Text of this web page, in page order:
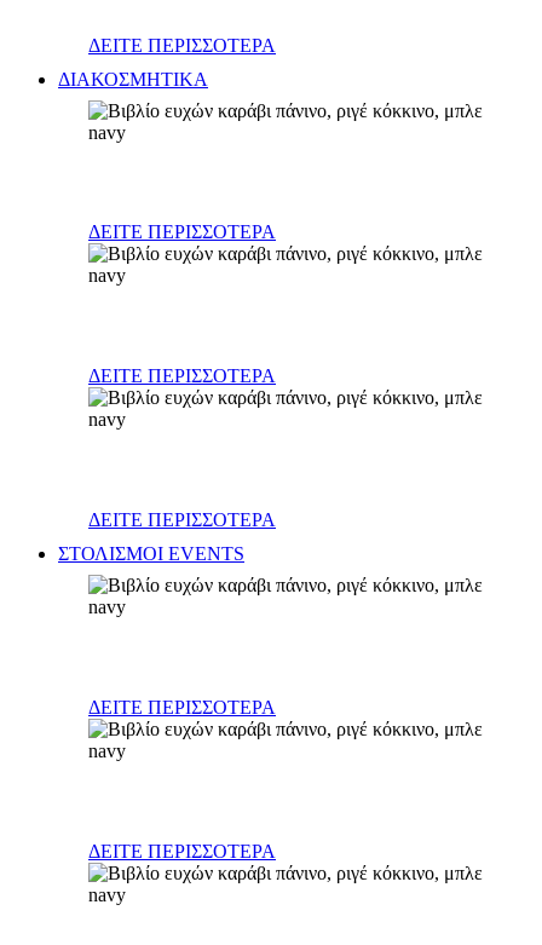
ΔΕΙΤΕ ΠΕΡΙΣΣΟΤΕΡΑ
ΔΙΑΚΟΣΜΗΤΙΚΑ
ΔΕΙΤΕ ΠΕΡΙΣΣΟΤΕΡΑ
ΔΕΙΤΕ ΠΕΡΙΣΣΟΤΕΡΑ
ΔΕΙΤΕ ΠΕΡΙΣΣΟΤΕΡΑ
ΣΤΟΛΙΣΜΟΙ EVENTS
ΔΕΙΤΕ ΠΕΡΙΣΣΟΤΕΡΑ
ΔΕΙΤΕ ΠΕΡΙΣΣΟΤΕΡΑ